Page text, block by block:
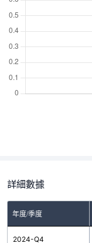
詳細數據
年度/季度
2024-Q4